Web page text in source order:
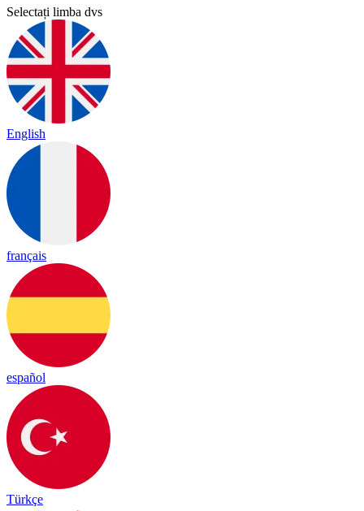
Selectați limba dvs
English
français
español
Türkçe